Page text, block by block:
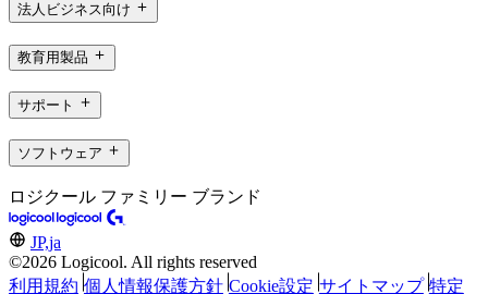
法人ビジネス向け
教育用製品
サポート
ソフトウェア
ロジクール ファミリー ブランド
JP,ja
©2026 Logicool. All rights reserved
利用規約 個人情報保護方針 Cookie設定 サイトマップ 特定